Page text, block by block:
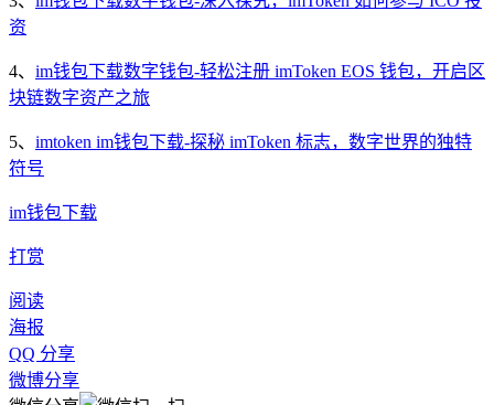
资
4、 im钱包下载数字钱包-轻松注册 imToken EOS 钱包，开启区
块链数字资产之旅
5、 imtoken im钱包下载-探秘 imToken 标志，数字世界的独特
符号
im钱包下载
打赏
阅读
海报
QQ 分享
微博分享